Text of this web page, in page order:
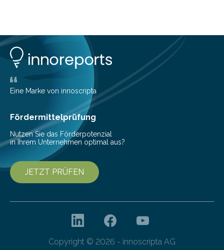
Untern
Eine Marke von innoscripta
Fördermittelprüfung
Nutzen Sie das Förderpotenzial
in Ihrem Unternehmen optimal aus?
JETZT PRÜFEN
Copyright © 2026 - innoscripta AG